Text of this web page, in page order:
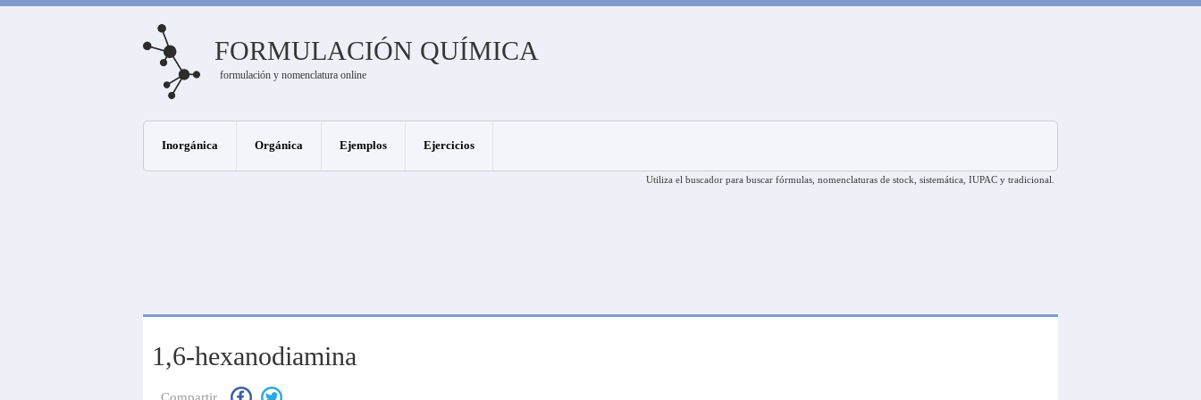
FORMULACIÓN QUÍMICA
formulación y nomenclatura online
Inorgánica Orgánica Ejemplos Ejercicios
Utiliza el buscador para buscar fórmulas, nomenclaturas de stock, sistemática, IUPAC y tradicional.
1,6-hexanodiamina